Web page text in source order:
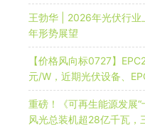
王勃华 | 2026年光伏行业
年形势展望
【价格风向标0727】
元/W，近期光伏设备、
重磅！《可再生能源发展“
风光总装机超28亿千瓦，